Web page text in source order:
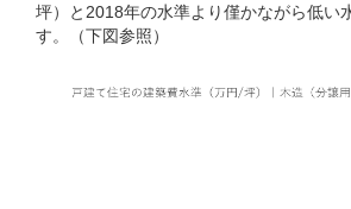
坪）と2018年の水準より僅かながら低い
す。（下図参照）